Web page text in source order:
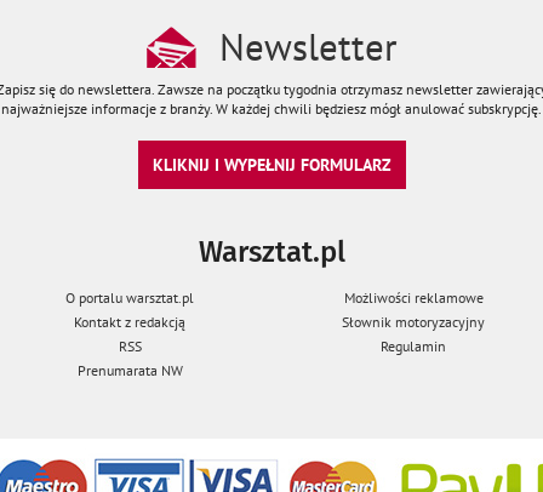
Newsletter
się do newslettera. Zawsze na początku tygodnia otrzymasz newsletter
najważniejsze informacje z branży. W każdej chwili będziesz mógł anulować subskrypcję.
KLIKNIJ I WYPEŁNIJ FORMULARZ
Warsztat.pl
O portalu warsztat.pl
Możliwości reklamowe
Kontakt z redakcją
Słownik motoryzacyjny
RSS
Regulamin
Prenumarata NW